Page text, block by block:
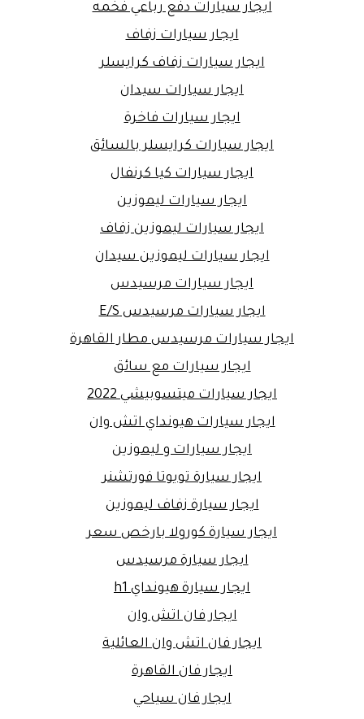
ايجار سيارات دفع رباعي فخمه
ايجار سيارات زفاف
ايجار سيارات زفاف كرايسلر
ايجار سيارات سيدان
ايجار سيارات فاخرة
ايجار سيارات كرايسلر بالسائق
ايجار سيارات كيا كرنفال
ايجار سيارات ليموزين
ايجار سيارات ليموزين زفاف
ايجار سيارات ليموزين سيدان
ايجار سيارات مرسيدس
ايجار سيارات مرسيدس E/S
ايجار سيارات مرسيدس مطار القاهرة
ايجار سيارات مع سائق
ايجار سيارات ميتسوبيشي 2022
ايجار سيارات هيونداي اتش وان
ايجار سيارات و ليموزين
ايجار سيارة تويوتا فورتشنر
ايجار سيارة زفاف ليموزين
ايجار سيارة كورولا بارخص سعر
ايجار سيارة مرسيدس
ايجار سيارة هيونداي h1
ايجار فان اتش وان
ايجار فان اتش وان العائلية
ايجار فان القاهرة
ايجار فان سياحي